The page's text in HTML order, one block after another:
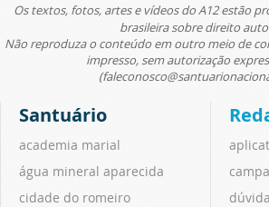
Os textos, fotos, artes e vídeos do A12 estão
brasileira sobre direito
Não reproduza o conteúdo em outro meio de
impresso, sem autorização
Santuário
academia marial
água mineral aparecida
cidade do romeiro